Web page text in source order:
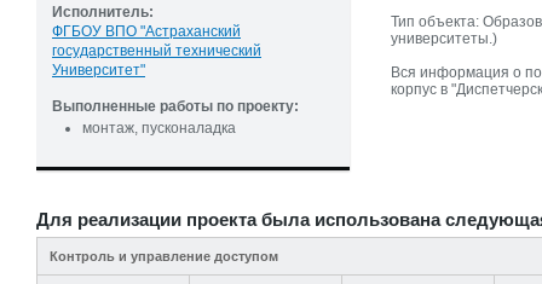
Исполнитель:
ФГБОУ ВПО "Астраханский
государственный технический
Университет"
Выполненные работы по проекту:
монтаж, пусконаладка
Тип объекта:
университеты.)
Вся информация о
корпус в
Для реализации проекта была использована
Контроль и управление доступом